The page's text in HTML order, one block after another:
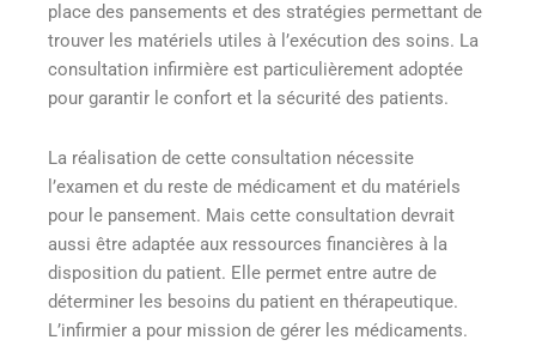
place des pansements et des stratégies permettant de
trouver les matériels utiles à l’exécution des soins. La
consultation infirmière est particulièrement adoptée
pour garantir le confort et la sécurité des patients.
La réalisation de cette consultation nécessite
l’examen et du reste de médicament et du matériels
pour le pansement. Mais cette consultation devrait
aussi être adaptée aux ressources financières à la
disposition du patient. Elle permet entre autre de
déterminer les besoins du patient en thérapeutique.
L’infirmier a pour mission de gérer les médicaments.